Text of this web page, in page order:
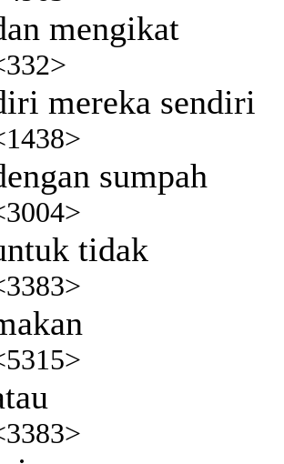
mengikat
mereka sendiri
sumpah
tidak